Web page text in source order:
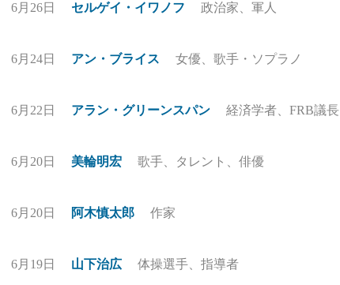
6月26日 セルゲイ・イワノフ 政治家、軍人
6月24日 アン・ブライス 女優、歌手・ソプラノ
6月22日 アラン・グリーンスパン 経済学者、FRB議長
6月20日 美輪明宏 歌手、タレント、俳優
6月20日 阿木慎太郎 作家
6月19日 山下治広 体操選手、指導者